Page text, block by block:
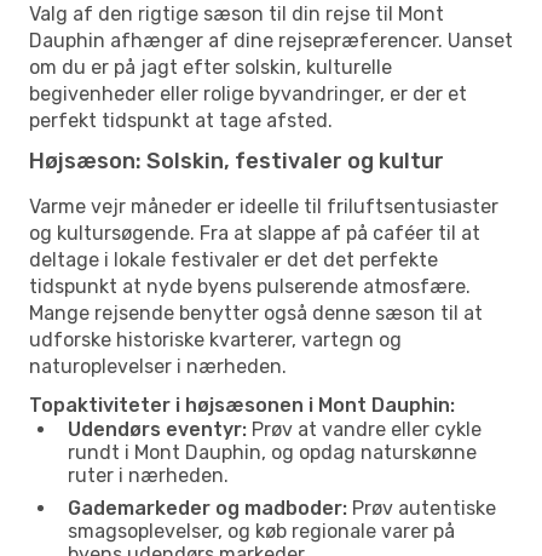
Valg af den rigtige sæson til din rejse til Mont
Dauphin afhænger af dine rejsepræferencer. Uanset
om du er på jagt efter solskin, kulturelle
begivenheder eller rolige byvandringer, er der et
perfekt tidspunkt at tage afsted.
Højsæson: Solskin, festivaler og kultur
Varme vejr måneder er ideelle til friluftsentusiaster
og kultursøgende. Fra at slappe af på caféer til at
deltage i lokale festivaler er det det perfekte
tidspunkt at nyde byens pulserende atmosfære.
Mange rejsende benytter også denne sæson til at
udforske historiske kvarterer, vartegn og
naturoplevelser i nærheden.
Topaktiviteter i højsæsonen i Mont Dauphin:
Udendørs eventyr: Prøv at vandre eller cykle
rundt i Mont Dauphin, og opdag naturskønne
ruter i nærheden.
Gademarkeder og madboder: Prøv autentiske
smagsoplevelser, og køb regionale varer på